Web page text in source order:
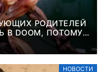
РОДИТЕЛЕЙ
В DOOM, ПОТОМУ
ИГРА ПРО
НОВОСТИ